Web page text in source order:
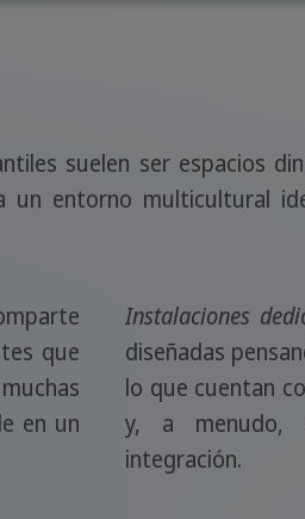
suelen ser espacios
entorno multicultural
que
en un
Instalaciones
diseñadas
lo que cuentan
y, a menudo,
integración.